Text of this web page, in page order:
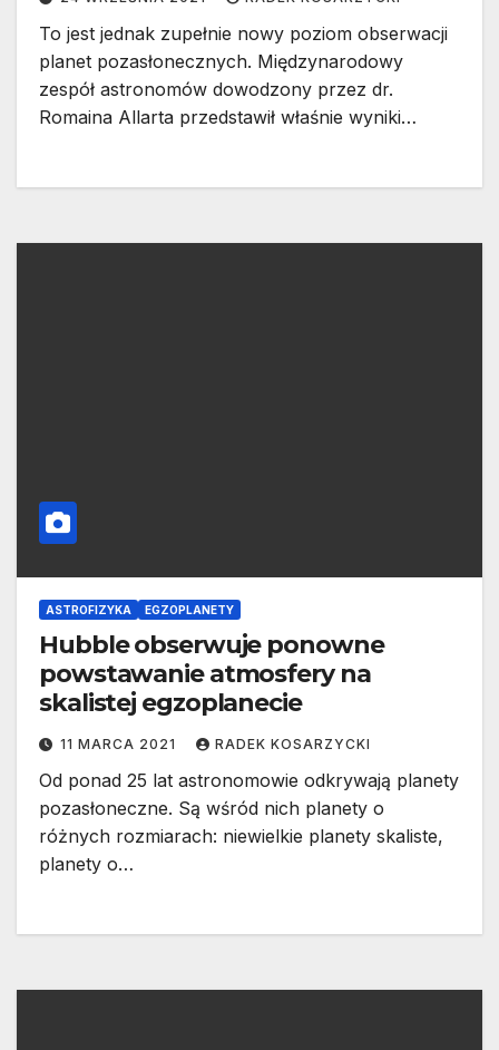
To jest jednak zupełnie nowy poziom obserwacji
planet pozasłonecznych. Międzynarodowy
zespół astronomów dowodzony przez dr.
Romaina Allarta przedstawił właśnie wyniki…
ASTROFIZYKA EGZOPLANETY
Hubble obserwuje ponowne
powstawanie atmosfery na
skalistej egzoplanecie
11 MARCA 2021 RADEK KOSARZYCKI
Od ponad 25 lat astronomowie odkrywają planety
pozasłoneczne. Są wśród nich planety o
różnych rozmiarach: niewielkie planety skaliste,
planety o…